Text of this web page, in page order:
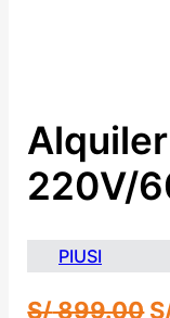
220V/
PIUSI
S/899.00 El